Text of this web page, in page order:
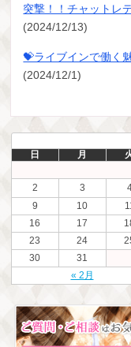
突撃！！チャットレ
(2024/12/13)
💝ライブインで働く
(2024/12/1)
日
月
« 2月
2
3
9
10
16
17
23
24
30
31